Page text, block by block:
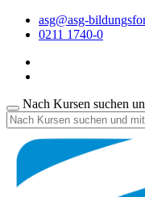
asg@asg-
0211 1740-0
Nach Kursen suchen